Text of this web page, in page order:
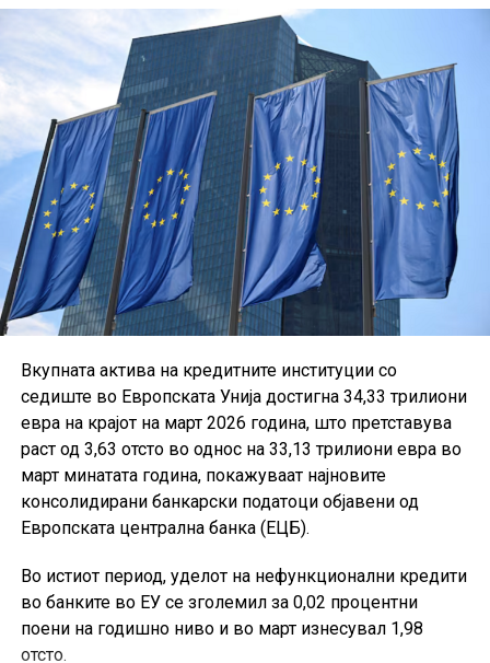
Вкупната актива на кредитните институции со
седиште во Европската Унија достигна 34,33 трилиони
евра на крајот на март 2026 година, што претставува
раст од 3,63 отсто во однос на 33,13 трилиони евра во
март минатата година, покажуваат најновите
консолидирани банкарски податоци објавени од
Европската централна банка (ЕЦБ).
Во истиот период, уделот на нефункционални кредити
во банките во ЕУ се зголемил за 0,02 процентни
поени на годишно ниво и во март изнесувал 1,98
отсто.